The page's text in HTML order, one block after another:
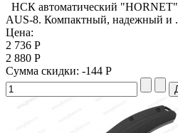
НСК автоматический "HORNET"
AUS-8. Компактный, надежный и
Цена:
2 736 Р
2 880 Р
Сумма скидки: -144 Р